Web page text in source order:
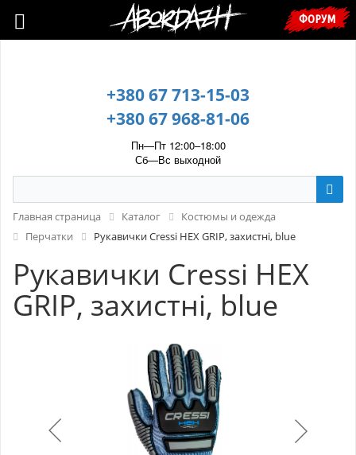
🇺🇦 У зв’язку з воєнним станом, прохання уточнювати ціну та
наявність у менеджера. 🇺🇦
+380 67 713-15-03
+380 67 968-81-06
Пн—Пт 12:00–18:00
Сб—Вс выходной
ФОРУМ
Главная страница Каталог
Костюмы и одежда
Перчатки
Рукавички Cressi HEX GRIP, захистні, blue
Рукавички Cressi HEX
GRIP, захистні, blue